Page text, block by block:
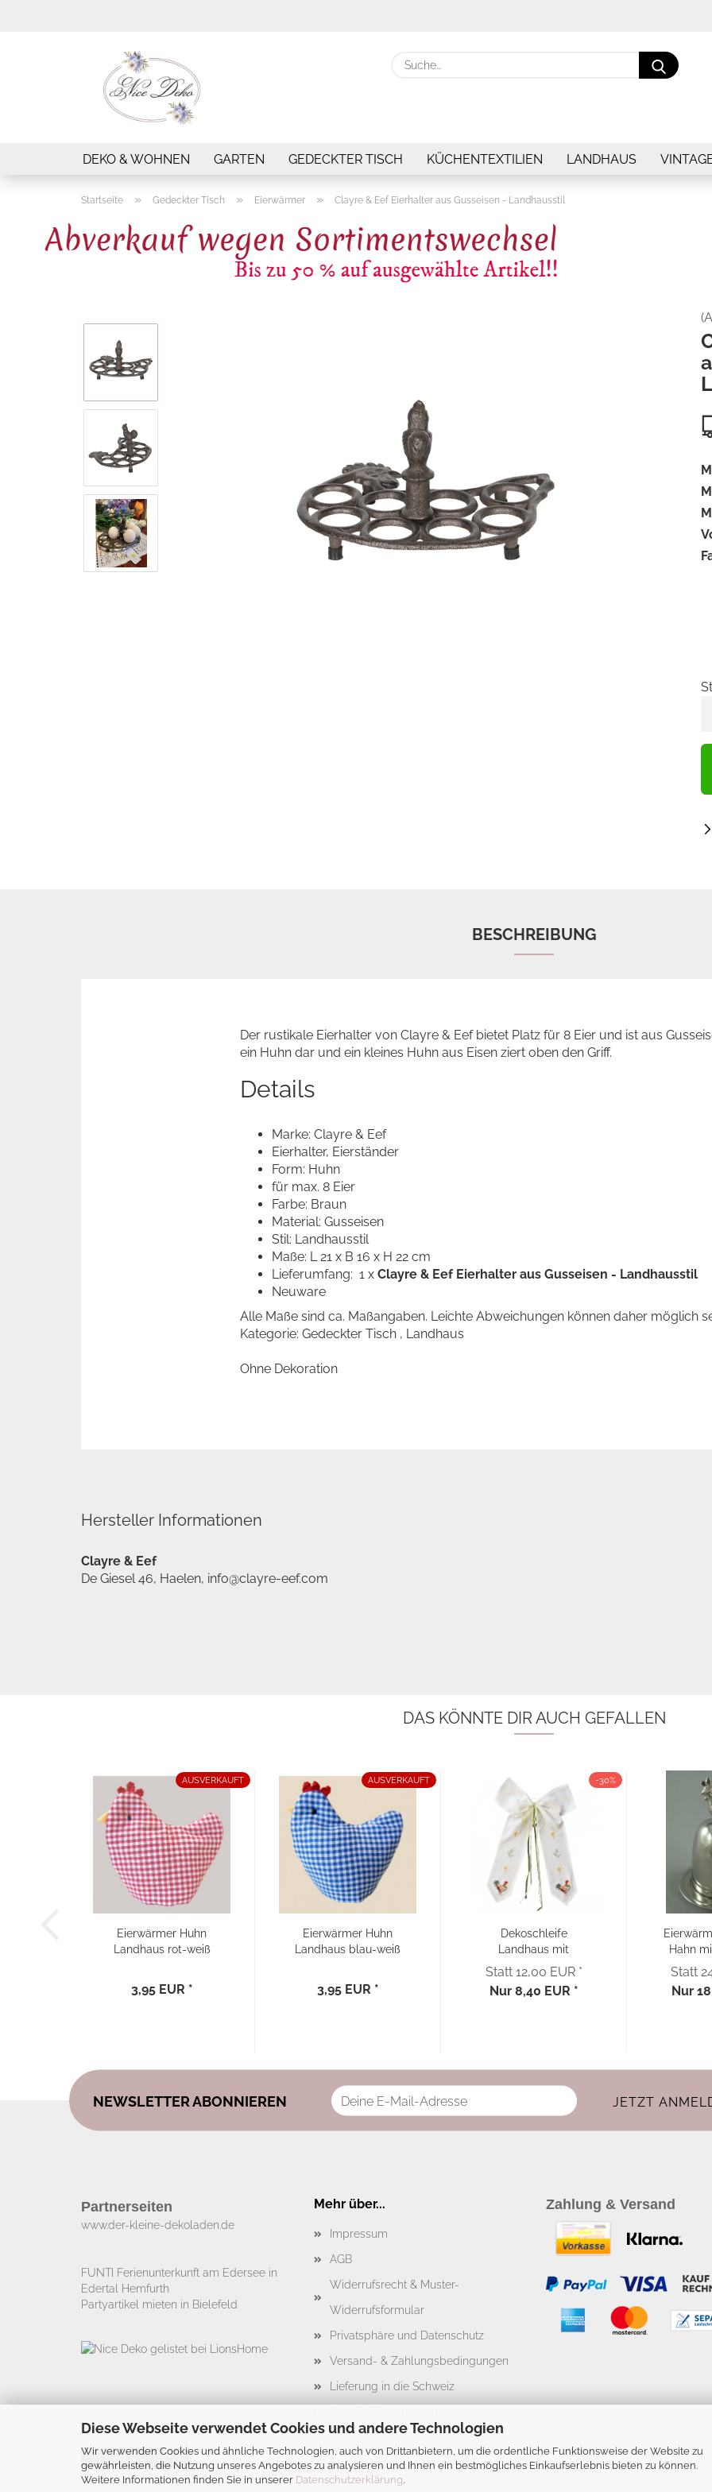
Diese Webseite verwendet Cookies und andere Technologien
Wir verwenden Cookies und ähnliche Technologien, auch von Drittanbietern, um die ordentliche Funktionsweise der Website zu
gewährleisten, die Nutzung unseres Angebotes zu analysieren und Ihnen ein bestmögliches Einkaufserlebnis bieten zu können.
Weitere Informationen finden Sie in unserer Datenschutzerklärung.
DEKO & WOHNEN GARTEN GEDECKTER TISCH KÜCHENTEXTILIEN LANDHAUS
Startseite » Gedeckter Tisch » Eierwärmer » Clayre & Eef Eierhalter aus Gusseisen - Landhausstil
BESCHREIBUNG
Der rustikale Eierhalter von Clayre & Eef bietet Platz für 8 Eier und ist aus
ein Huhn dar und ein kleines Huhn aus Eisen ziert oben den Griff.
Details
Marke: Clayre & Eef
Eierhalter, Eierständer
Form: Huhn
für max. 8 Eier
Farbe: Braun
Material: Gusseisen
Stil: Landhausstil
Maße: L 21 x B 16 x H 22 cm
Lieferumfang: 1 x Clayre & Eef Eierhalter aus Gusseisen - Landhausstil
Neuware
Alle Maße sind ca. Maßangaben. Leichte Abweichungen können daher möglich
Kategorie: Gedeckter Tisch , Landhaus
Ohne Dekoration
Hersteller Informationen
Clayre & Eef
De Giesel 46, Haelen, info@clayre-eef.com
DAS KÖNNTE DIR AUCH GEFALLEN
AUSVERKAUFT
Eierwärmer Huhn
Landhaus rot-weiß
3,95 EUR *
AUSVERKAUFT
Eierwärmer Huhn
Landhaus blau-weiß
3,95 EUR *
-30%
Dekoschleife
Landhaus mit
Stickerei ''Hahn''...
Statt 12,00 EUR *
Nur 8,40 EUR *
Hahn
Statt
Nur
NEWSLETTER ABONNIEREN
Partnerseiten
www.der-kleine-dekoladen.de​
FUNTI Ferienunterkunft am Edersee in
Edertal Hemfurth
Partyartikel mieten in Bielefeld
Mehr über...
Impressum
AGB
Widerrufsrecht & Muster-
Widerrufsformular
Privatsphäre und Datenschutz
Versand- & Zahlungsbedingungen
Lieferung in die Schweiz
Zahlung & Versand
Vertrag widerrufen